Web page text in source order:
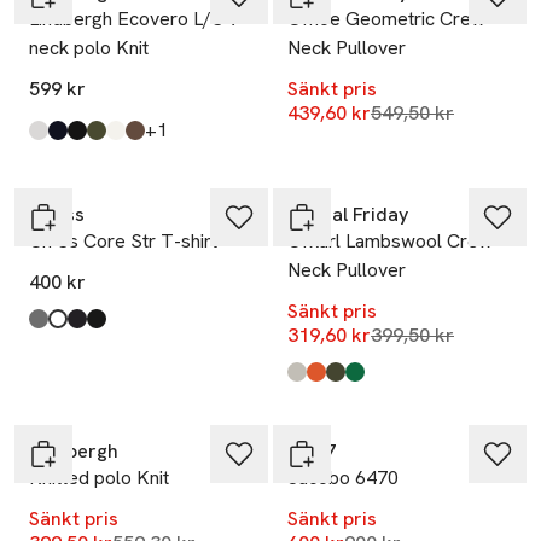
Lindbergh Ecovero L/S v-
neck polo Knit
599 kr
Produkten finns i färgerna:
Lt Grey Mix ,
Navy,
Black,
Army,
Off White
Dk Beige, +1
Cfnoe Geometric Crew
Neck Pullover
Sänkt pris
439,60 krLägsta pris 30
549,50 kr
Guess
Cn Ss Core Str T-shirt
400 kr
Produkten finns i färgerna:
Marble Heather
Pure White
Smart Blue
Jet Black A996
Casual Friday
Cfkarl Lambswool Crew
Neck Pullover
Sänkt pris
319,60 krLägsta pris 30
399,50 kr
Produkten finns i färgerna:
Light Sand Melange
Burnt Ochre
Deep Depths
Fairway,
Lindbergh
Knitted polo Knit
Sänkt pris
NN07
Jacobo 6470
Sänkt pris